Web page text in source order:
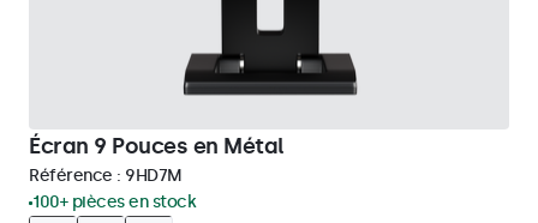
Écran 9 Pouces en Métal
Référence : 9HD7M
100+ pièces en stock